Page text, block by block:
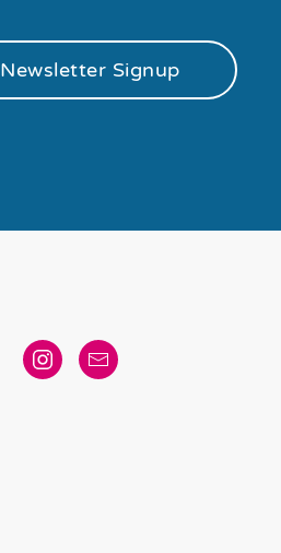
Newsletter Signup